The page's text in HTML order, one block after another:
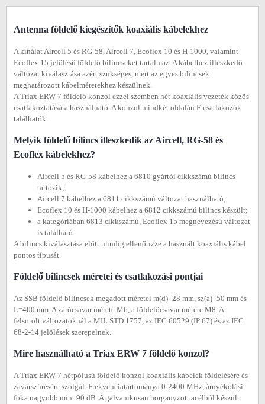
Antenna földelő kiegészítők koaxiális kábelekhez
A kínálat Aircell 5 és RG-58, Aircell 7, Ecoflex 10 és H-1000, valamint
Ecoflex 15 jelölésű földelő bilincseket tartalmaz. A kábelhez illeszkedő
változat kiválasztása azért szükséges, mert az egyes bilincsek
meghatározott kábelméretekhez készülnek.
A Triax ERW 7 földelő konzol ezzel szemben hét koaxiális vezeték közös
csatlakoztatására használható. A konzol mindkét oldalán F-csatlakozók
találhatók.
Melyik földelő bilincs illeszkedik az Aircell, RG-58 és
Ecoflex kábelekhez?
Aircell 5 és RG-58 kábelhez a 6810 gyártói cikkszámú bilincs
tartozik;
Aircell 7 kábelhez a 6811 cikkszámú változat használható;
Ecoflex 10 és H-1000 kábelhez a 6812 cikkszámú bilincs készült;
a kategóriában 6813 cikkszámú, Ecoflex 15 megnevezésű változat
is található.
A bilincs kiválasztása előtt mindig ellenőrizze a használt koaxiális kábel
pontos típusát.
Földelő bilincsek méretei és csatlakozási pontjai
Az SSB földelő bilincsek megadott méretei m(d)=28 mm, sz(a)=50 mm és
L=400 mm. A zárócsavar mérete M6, a földelőcsavar mérete M8. A
felsorolt változatoknál a MIL STD 1757, az IEC 60529 (IP 67) és az IEC
68-2-14 jelölések szerepelnek.
Mire használható a Triax ERW 7 földelő konzol?
A Triax ERW 7 hétpólusú földelő konzol koaxiális kábelek földelésére és
zavarszűrésére szolgál. Frekvenciatartománya 0-2400 MHz, árnyékolási
foka nagyobb mint 90 dB. A galvanikusan horganyzott acélból készült